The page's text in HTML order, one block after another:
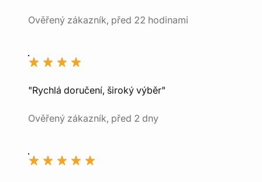
Ověřený zákazník, před 22 hodinami
"Rychlá doručení, široký výběr"
Ověřený zákazník, před 2 dny